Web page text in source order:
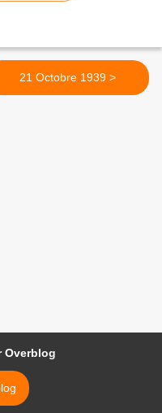
21 Octobre 1939 >
Overblog